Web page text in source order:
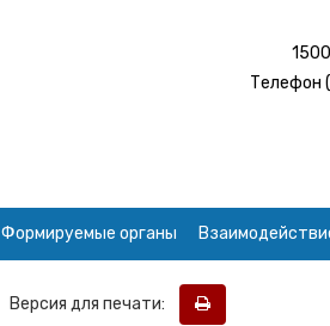
Телефон
Формируемые органы
Версия для печати: